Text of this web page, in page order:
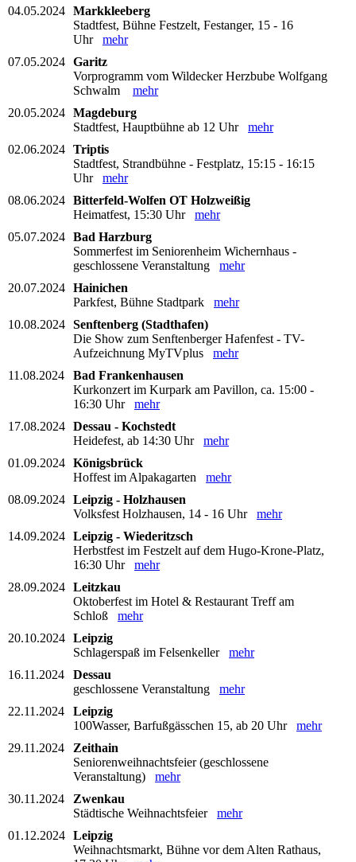
04.05.2024 Markkleeberg
Stadtfest, Bühne Festzelt, Festanger, 15 - 16
Uhr mehr
07.05.2024 Garitz
Vorprogramm vom Wildecker Herzbube Wolfgang
Schwalm mehr
20.05.2024 Magdeburg
Stadtfest, Hauptbühne ab 12 Uhr mehr
02.06.2024 Triptis
Stadtfest, Strandbühne - Festplatz, 15:15 - 16:15
Uhr mehr
08.06.2024 Bitterfeld-Wolfen OT Holzweißig
Heimatfest, 15:30 Uhr mehr
05.07.2024 Bad Harzburg
Sommerfest im Seniorenheim Wichernhaus -
geschlossene Veranstaltung mehr
20.07.2024 Hainichen
Parkfest, Bühne Stadtpark mehr
10.08.2024 Senftenberg (Stadthafen)
Die Show zum Senftenberger Hafenfest - TV-
Aufzeichnung MyTVplus mehr
11.08.2024
Bad Frankenhausen
Kurkonzert im Kurpark am Pavillon, ca. 15:00 -
16:30 Uhr mehr
17.08.2024 Dessau - Kochstedt
Heidefest, ab 14:30 Uhr mehr
01.09.2024 Königsbrück
Hoffest im Alpakagarten mehr
08.09.2024 Leipzig - Holzhausen
Volksfest Holzhausen, 14 - 16 Uhr mehr
14.09.2024 Leipzig - Wiederitzsch
Herbstfest im Festzelt auf dem Hugo-Krone-Platz,
16:30 Uhr mehr
28.09.2024 Leitzkau
Oktoberfest im Hotel & Restaurant Treff am
Schloß mehr
20.10.2024 Leipzig
Schlagerspaß im Felsenkeller mehr
16.11.2024
Dessau
geschlossene Veranstaltung mehr
22.11.2024
Leipzig
100Wasser, Barfußgässchen 15, ab 20 Uhr mehr
29.11.2024
Zeithain
Seniorenweihnachtsfeier (geschlossene
Veranstaltung) mehr
30.11.2024
Zwenkau
Städtische Weihnachtsfeier mehr
01.12.2024 Leipzig
Weihnachtsmarkt, Bühne vor dem Alten Rathaus,